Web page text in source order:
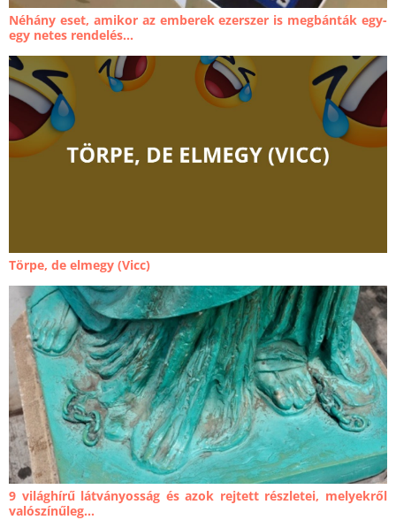
Néhány eset, amikor az emberek ezerszer is megbánták egy-
egy netes rendelés...
Törpe, de elmegy (Vicc)
9 világhírű látványosság és azok rejtett részletei, melyekről
valószínűleg...